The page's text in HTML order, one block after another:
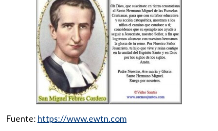
Fuente: https://www.ewtn.com